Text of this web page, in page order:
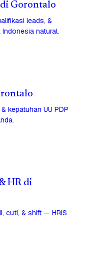
di Gorontalo
leads, &
natural.
kepatuhan UU PDP
HR di
cuti, & shift — HRIS